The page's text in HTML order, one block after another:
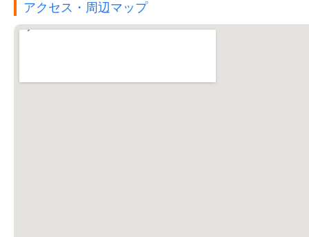
アクセス・周辺マップ